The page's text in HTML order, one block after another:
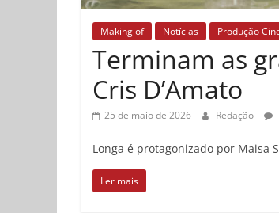
Making of Notícias Produção
Terminam as
Cris D’Amato
25 de maio de 2026 Redação
Longa é protagonizado por Maisa
Ler mais